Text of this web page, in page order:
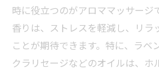
時に役立つのがアロママッサージ
香りは、ストレスを軽減し、リラ
ことが期待できます。特に、ラベ
クラリセージなどのオイルは、ホ